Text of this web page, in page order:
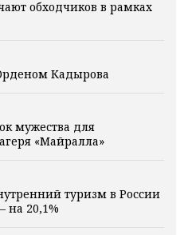
обходчиков в рамках
Кадырова
мужества для
«Майралла»
туризм в России
на 20,1%